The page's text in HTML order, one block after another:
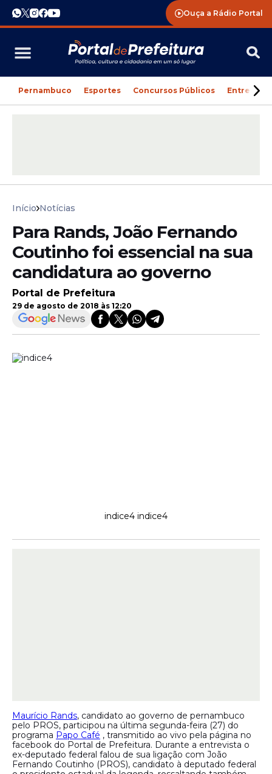
Ouça a Rádio Portal
Pernambuco Esportes Concursos Públicos
Início Notícias
Para Rands, João Fernando
Coutinho foi essencial na sua
candidatura ao governo
Portal de Prefeitura
29 de agosto de 2018 às 12:20
indice4 indice4
Maurício Rands, candidato ao governo de pernambuco
pelo PROS, participou na última segunda-feira (27) do
programa Papo Café , transmitido ao vivo pela página no
facebook do Portal de Prefeitura. Durante a entrevista o
ex-deputado federal falou de sua ligação com João
Fernando Coutinho (PROS), candidato à deputado federal